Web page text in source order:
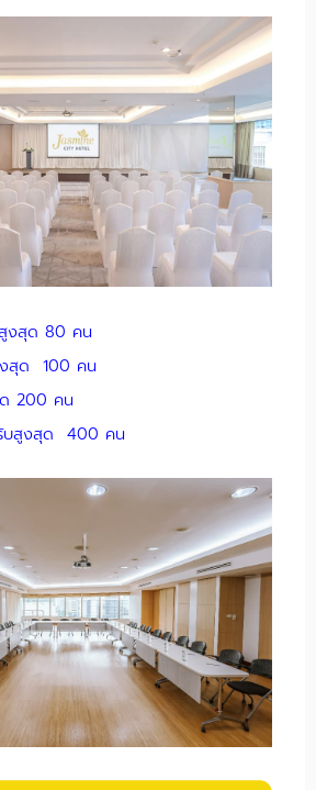
งสุด 80 คน
สุด 100 คน
200 คน
รับสูงสุด 400 คน